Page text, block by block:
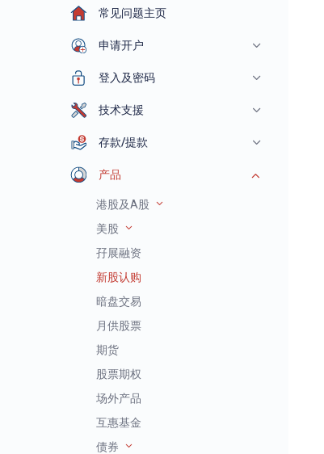
常见问题主页
申请开户
登入及密码
技术支援
存款/提款
产品
港股及A股
美股
孖展融资
新股认购
暗盘交易
月供股票
期货
股票期权
场外产品
互惠基金
债券